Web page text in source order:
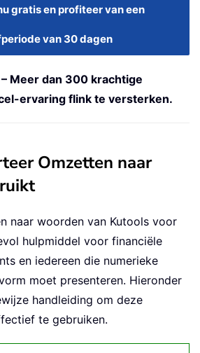
gratis en profiteer van een
van 30 dagen
Meer dan 300 krachtige
ervaring flink te versterken.
Omzetten naar
naar woorden van Kutools voor
hulpmiddel voor financiële
en iedereen die numerieke
moet presenteren. Hieronder
handleiding om deze
te gebruiken.